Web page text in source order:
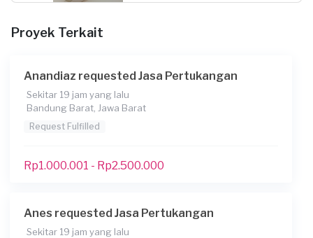
Catatan
Proyek Terkait
Anandiaz requested Jasa Pertukangan
Sekitar 19 jam yang lalu
Bandung Barat, Jawa Barat
Request Fulfilled
Rp1.000.001 - Rp2.500.000
Anes requested Jasa Pertukangan
Sekitar 19 jam yang lalu